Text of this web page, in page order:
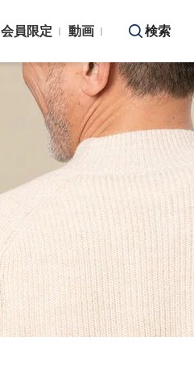
会員限定 動画 検索